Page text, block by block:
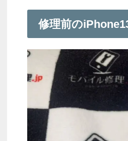
修理前の